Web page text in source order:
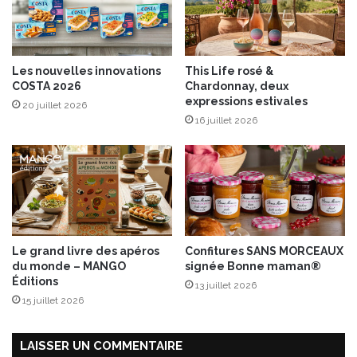
t
e
m
i
n
c
é
d
e
n
c
o
m
b
e
a
u
Les nouvelles innovations
COSTA 2026
20 juillet 2026
This Life rosé &
Chardonnay, deux
expressions estivales
16 juillet 2026
Le grand livre des apéros
du monde – MANGO
Éditions
15 juillet 2026
Confitures SANS MORCEAUX
signée Bonne maman®
13 juillet 2026
LAISSER UN COMMENTAIRE